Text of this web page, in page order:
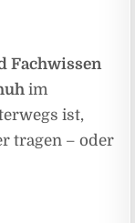
Fachwissen
im
ist,
tragen – oder